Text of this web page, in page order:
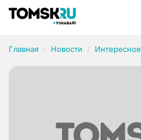
Главная Новости Интересное